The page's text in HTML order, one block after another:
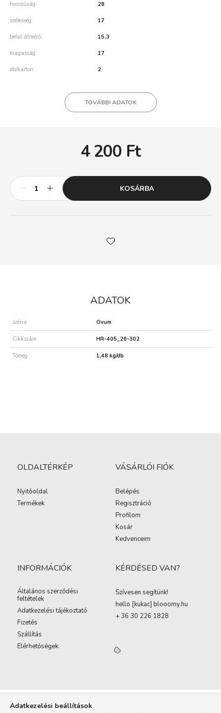
hosszúság 28
szélesség 17
belső átmérő 15,3
magasság 17
db/karton 2
TOVÁBBI ADATOK
4 200 Ft
KOSÁRBA
ADATOK
széria Ovum
Cikkszám HR-405_26-302
Tömeg 1,48 kg/db
OLDALTÉRKÉP
Nyitóoldal
Termékek
VÁSÁRLÓI FIÓK
Belépés
Regisztráció
Profilom
Kosár
Kedvenceim
INFORMÁCIÓK
Általános szerződési
feltételek
Adatkezelési tájékoztató
Fizetés
Szállítás
Elérhetőségek
KÉRDÉSED VAN?
Szívesen segítünk!
hello [kukac] blooomy.hu
+ 36 30 226 1828
Adatkezelési beállítások